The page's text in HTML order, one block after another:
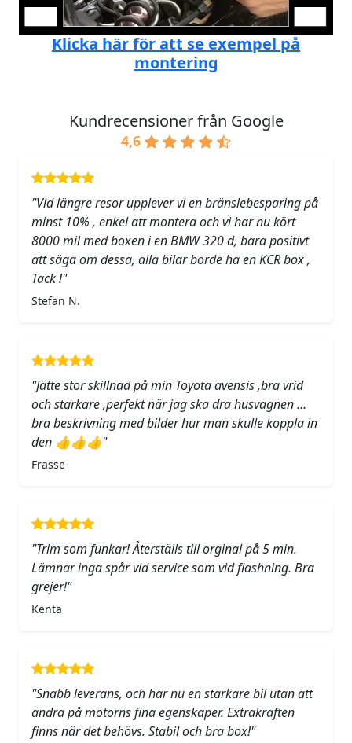
Klicka här för att se exempel på
montering
Kundrecensioner från Google
4,6
"Vid längre resor upplever vi en bränslebesparing på
minst 10% , enkel att montera och vi har nu kört
8000 mil med boxen i en BMW 320 d, bara positivt
att säga om dessa, alla bilar borde ha en KCR box ,
Tack !"
Stefan N.
"Jätte stor skillnad på min Toyota avensis ,bra vrid
och starkare ,perfekt när jag ska dra husvagnen …
bra beskrivning med bilder hur man skulle koppla in
den 👍👍👍"
Frasse
"Trim som funkar! Återställs till orginal på 5 min.
Lämnar inga spår vid service som vid flashning. Bra
grejer!"
Kenta
"Snabb leverans, och har nu en starkare bil utan att
ändra på motorns fina egenskaper. Extrakraften
finns när det behövs. Stabil och bra box!"